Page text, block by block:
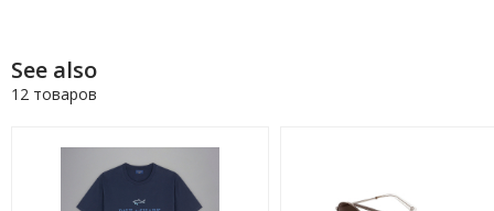
See also
12 товаров